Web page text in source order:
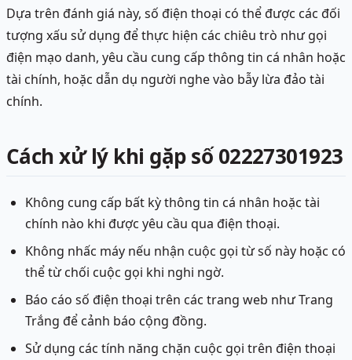
Dựa trên đánh giá này, số điện thoại có thể được các đối
tượng xấu sử dụng để thực hiện các chiêu trò như gọi
điện mạo danh, yêu cầu cung cấp thông tin cá nhân hoặc
tài chính, hoặc dẫn dụ người nghe vào bẫy lừa đảo tài
chính.
Cách xử lý khi gặp số 02227301923
Không cung cấp bất kỳ thông tin cá nhân hoặc tài
chính nào khi được yêu cầu qua điện thoại.
Không nhấc máy nếu nhận cuộc gọi từ số này hoặc có
thể từ chối cuộc gọi khi nghi ngờ.
Báo cáo số điện thoại trên các trang web như Trang
Trắng để cảnh báo cộng đồng.
Sử dụng các tính năng chặn cuộc gọi trên điện thoại